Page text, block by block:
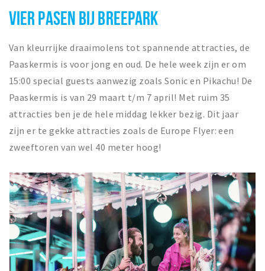
VIER PASEN BIJ BREEPARK
Van kleurrijke draaimolens tot spannende attracties, de
Paaskermis is voor jong en oud. De hele week zijn er om
15:00 special guests aanwezig zoals Sonic en Pikachu! De
Paaskermis is van 29 maart t/m 7 april! Met ruim 35
attracties ben je de hele middag lekker bezig. Dit jaar
zijn er te gekke attracties zoals de Europe Flyer: een
zweeftoren van wel 40 meter hoog!